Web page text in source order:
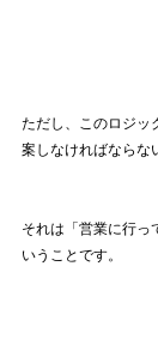
ただし、このロジッ
案しなければならな
それは「営業に行っ
いうことです。